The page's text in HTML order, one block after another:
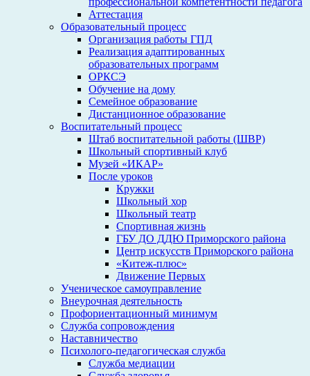
Аттестация
Образовательный процесс
Организация работы ГПД
Реализация адаптированных
образовательных программ
ОРКСЭ
Обучение на дому
Семейное образование
Дистанционное образование
Воспитательный процесс
Штаб воспитательной работы (ШВР)
Школьный спортивный клуб
Музей «ИКАР»
После уроков
Кружки
Школьный хор
Школьный театр
Спортивная жизнь
ГБУ ДО ДДЮ Приморского района
Центр искусств Приморского района
«Китеж-плюс»
Движение Первых
Ученическое самоуправление
Внеурочная деятельность
Профориентационный минимум
Служба сопровождения
Наставничество
Психолого-педагогическая служба
Служба медиации